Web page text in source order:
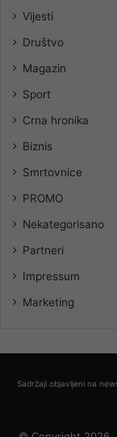
Vijesti
Društvo
Magazin
Sport
Crna hronika
Biznis
Smrtovnice
PROMO
Nekategorisano
Partneri
Impressum
Marketing
Sadržaji objavljeni na